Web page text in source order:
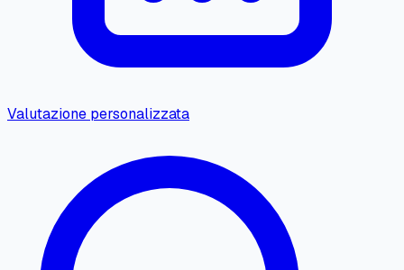
Valutazione personalizzata